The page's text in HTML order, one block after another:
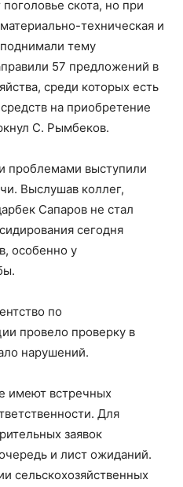
скота, но при
техническая и
тему
57 предложений в
среди которых есть
на приобретение
С. Рымбеков.
проблемами выступили
Выслушав коллег,
Сапаров не стал
сегодня
особенно у
по
провело проверку в
нарушений.
имеют встречных
Для
заявок
и лист ожиданий.
сельскохозяйственных